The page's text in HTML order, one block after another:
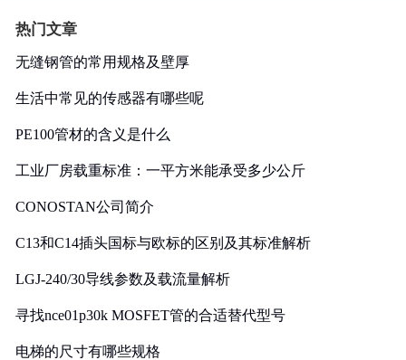
热门文章
无缝钢管的常用规格及壁厚
生活中常见的传感器有哪些呢
PE100管材的含义是什么
工业厂房载重标准：一平方米能承受多少公斤
CONOSTAN公司简介
C13和C14插头国标与欧标的区别及其标准解析
LGJ-240/30导线参数及载流量解析
寻找nce01p30k MOSFET管的合适替代型号
电梯的尺寸有哪些规格